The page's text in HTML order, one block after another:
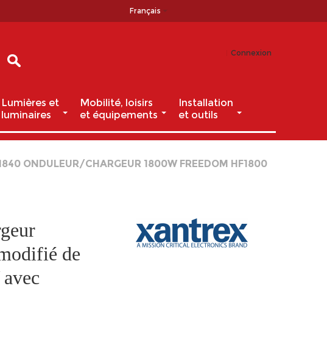
Français
Connexion
Lumières et
luminaires
Mobilité, loisirs
et équipements
Installation
et outils
ONDULEUR/CHARGEUR 1800W FREEDOM HF1800
de